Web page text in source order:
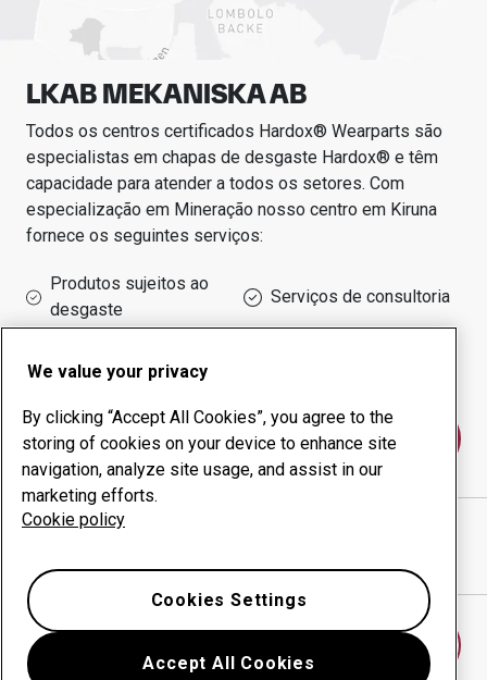
LKAB MEKANISKA AB
Todos os centros certificados Hardox® Wearparts são
especialistas em chapas de desgaste Hardox® e têm
capacidade para atender a todos os setores. Com
especialização em Mineração nosso centro em Kiruna
fornece os seguintes serviços:
Produtos sujeitos ao
desgaste
Serviços de consultoria
de funcionamento
Fale conosco
LKAB MEKANISKA AB
We value your privacy
By clicking “Accept All Cookies”, you agree to the
storing of cookies on your device to enhance site
navigation, analyze site usage, and assist in our
marketing efforts.
Cookie policy
Accept All Cookies
Cookies Settings